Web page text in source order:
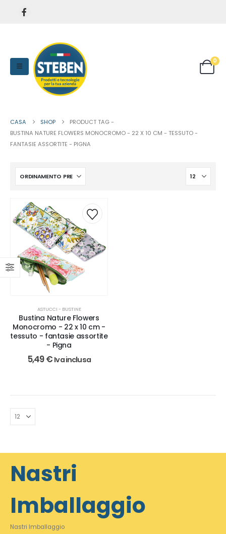
0
CASA SHOP
PRODUCT TAG -
BUSTINA NATURE FLOWERS MONOCROMO - 22 X 10 CM - TESSUTO -
FANTASIE ASSORTITE - PIGNA
ASTUCCI - BUSTINE
Bustina Nature Flowers
Monocromo - 22 x 10 cm -
tessuto - fantasie assortite
- Pigna
5,49€ Iva inclusa
Nastri
Imballaggio
Nastri Imballaggio